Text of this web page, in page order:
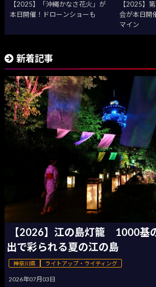
【2025】「沖縄かなさ花火」が
本日開催！ドローンショーも
【2025】
会が本日開
マイン
新着記事
【2026】江の島灯籠 1000基
出で彩られる夏の江の島
神奈川県 ライトアップ・ライティング
2026年07月03日